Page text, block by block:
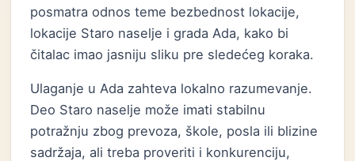
posmatra odnos teme bezbednost lokacije,
lokacije Staro naselje i grada Ada, kako bi
čitalac imao jasniju sliku pre sledećeg koraka.
Ulaganje u Ada zahteva lokalno razumevanje.
Deo Staro naselje može imati stabilnu
potražnju zbog prevoza, škole, posla ili blizine
sadržaja, ali treba proveriti i konkurenciju,